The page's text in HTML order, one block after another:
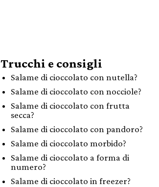
Trucchi e consigli
Salame di cioccolato con nutella?
Salame di cioccolato con nocciole?
Salame di cioccolato con frutta
secca?
Salame di cioccolato con pandoro?
Salame di cioccolato morbido?
Salame di cioccolato a forma di
numero?
Salame di cioccolato in freezer?